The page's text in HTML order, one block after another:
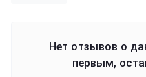
Нет отзывов о
первым,